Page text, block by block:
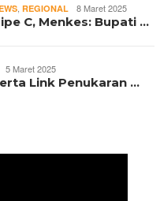
REGIONAL 8 Maret 2025
C, Menkes: Bupati …
5 Maret 2025
Link Penukaran …